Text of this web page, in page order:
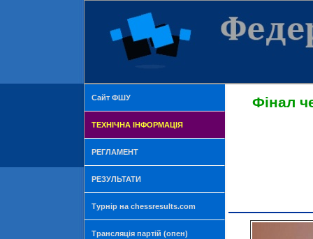
Сайт ФШУ
ТЕХНІЧНА ІНФОРМАЦІЯ
РЕГЛАМЕНТ
РЕЗУЛЬТАТИ
Турнір на chessresults.com
Трансляція партій (опен)
Фінал